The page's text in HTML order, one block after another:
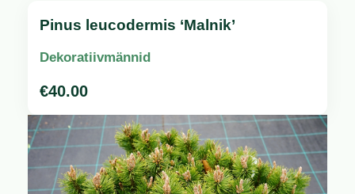
Pinus leucodermis ‘Malnik’
Dekoratiivmännid
€40.00